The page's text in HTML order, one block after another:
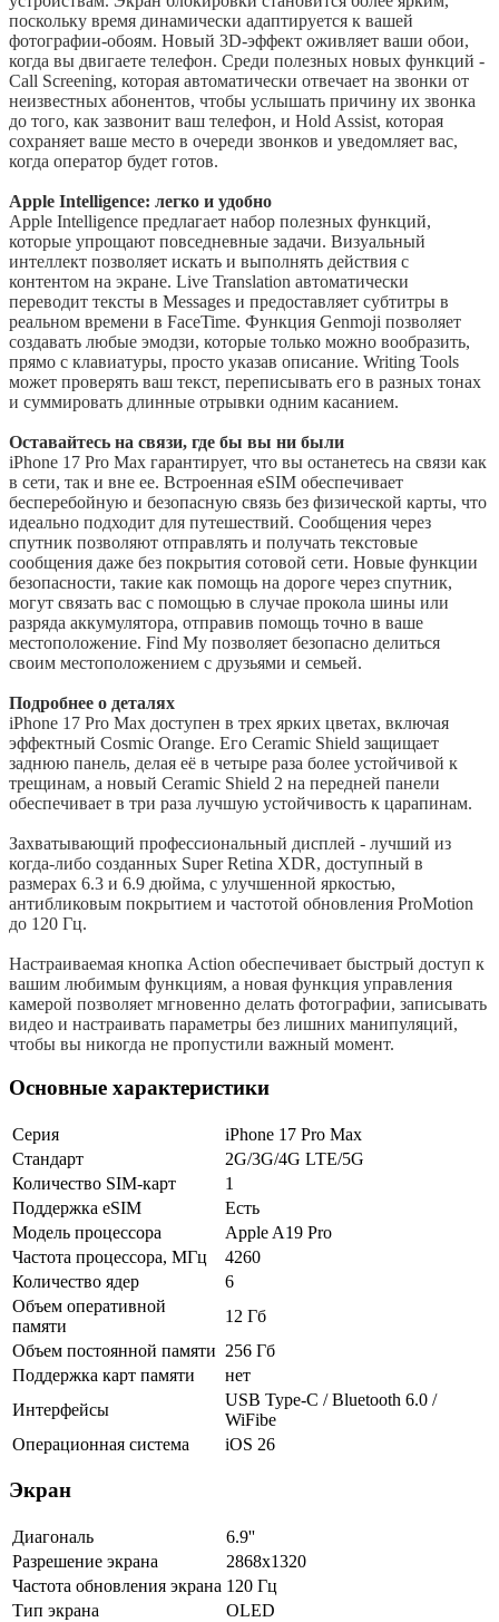
поскольку время динамически адаптируется к вашей
фотографии-обоям. Новый 3D-эффект оживляет ваши обои,
когда вы двигаете телефон. Среди полезных новых функций -
Call Screening, которая автоматически отвечает на звонки от
неизвестных абонентов, чтобы услышать причину их звонка
до того, как зазвонит ваш телефон, и Hold Assist, которая
сохраняет ваше место в очереди звонков и уведомляет вас,
когда оператор будет готов.
Apple Intelligence: легко и удобно
Apple Intelligence предлагает набор полезных функций,
которые упрощают повседневные задачи. Визуальный
интеллект позволяет искать и выполнять действия с
контентом на экране. Live Translation автоматически
переводит тексты в Messages и предоставляет субтитры в
реальном времени в FaceTime. Функция Genmoji позволяет
создавать любые эмодзи, которые только можно вообразить,
прямо с клавиатуры, просто указав описание. Writing Tools
может проверять ваш текст, переписывать его в разных тонах
и суммировать длинные отрывки одним касанием.
Оставайтесь на связи, где бы вы ни были
iPhone 17 Pro Max гарантирует, что вы останетесь на связи как
в сети, так и вне ее. Встроенная eSIM обеспечивает
бесперебойную и безопасную связь без физической карты, что
идеально подходит для путешествий. Сообщения через
спутник позволяют отправлять и получать текстовые
сообщения даже без покрытия сотовой сети. Новые функции
безопасности, такие как помощь на дороге через спутник,
могут связать вас с помощью в случае прокола шины или
разряда аккумулятора, отправив помощь точно в ваше
местоположение. Find My позволяет безопасно делиться
своим местоположением с друзьями и семьей.
Подробнее о деталях
iPhone 17 Pro Max доступен в трех ярких цветах, включая
эффектный Cosmic Orange. Его Ceramic Shield защищает
заднюю панель, делая её в четыре раза более устойчивой к
трещинам, а новый Ceramic Shield 2 на передней панели
обеспечивает в три раза лучшую устойчивость к царапинам.
Захватывающий профессиональный дисплей - лучший из
когда-либо созданных Super Retina XDR, доступный в
размерах 6.3 и 6.9 дюйма, с улучшенной яркостью,
антибликовым покрытием и частотой обновления ProMotion
до 120 Гц.
Настраиваемая кнопка Action обеспечивает быстрый доступ к
вашим любимым функциям, а новая функция управления
камерой позволяет мгновенно делать фотографии, записывать
видео и настраивать параметры без лишних манипуляций,
чтобы вы никогда не пропустили важный момент.
Основные характеристики
Серия
iPhone 17 Pro Max
Стандарт
2G/3G/4G LTE/5G
Количество SIM-карт
1
Поддержка eSIM
Есть
Модель процессора
Apple A19 Pro
Частота процессора, МГц
4260
Количество ядер
6
Объем оперативной
памяти
12 Гб
Объем постоянной памяти 256 Гб
Поддержка карт памяти
нет
Интерфейсы
USB Type-C / Bluetooth 6.0 /
WiFibe
Операционная система
iOS 26
Экран
Диагональ
6.9''
Разрешение экрана
2868x1320
Частота обновления экрана 120 Гц
Тип экрана
OLED